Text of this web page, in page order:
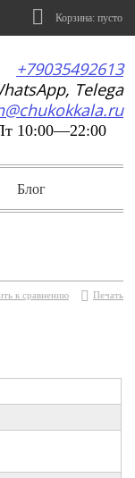
Корзина: пусто
+79035492613
Telega
10:00—22:00
Блог
к сравнению Печать